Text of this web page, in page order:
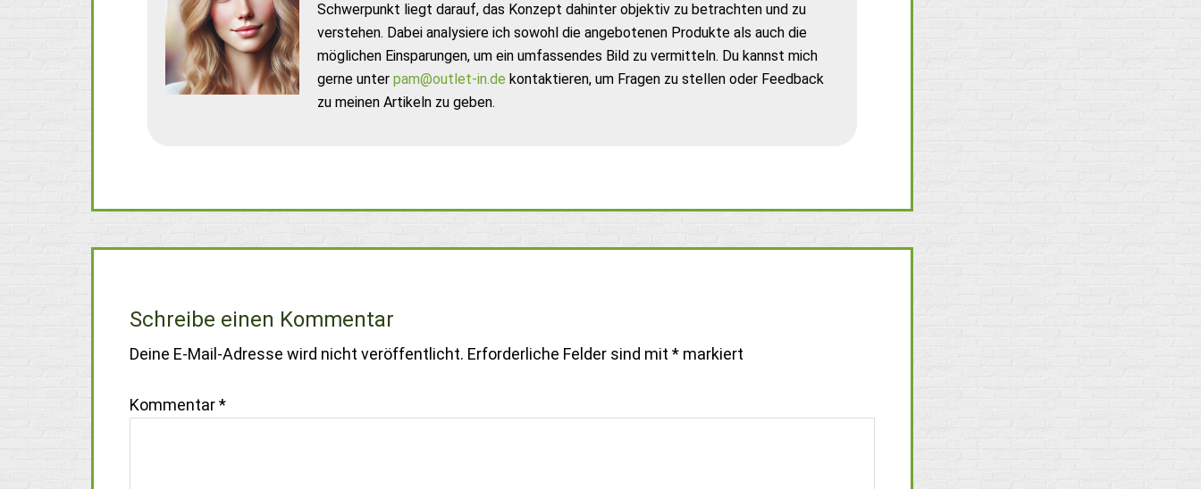
Schwerpunkt liegt darauf, das Konzept dahinter objektiv zu betrachten und zu
verstehen. Dabei analysiere ich sowohl die angebotenen Produkte als auch die
möglichen Einsparungen, um ein umfassendes Bild zu vermitteln. Du kannst mich
gerne unter pam@outlet-in.de kontaktieren, um Fragen zu stellen oder Feedback
zu meinen Artikeln zu geben.
Schreibe einen Kommentar
Deine E-Mail-Adresse wird nicht veröffentlicht. Erforderliche Felder sind mit * markiert
Kommentar*